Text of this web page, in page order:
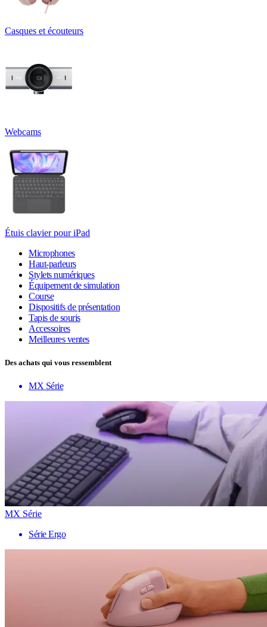
Casques et écouteurs
Webcams
Étuis clavier pour iPad
Microphones
Haut-parleurs
Stylets numériques
Équipement de simulation
Course
Dispositifs de présentation
Tapis de souris
Accessoires
Meilleures ventes
Des achats qui vous ressemblent
MX Série
MX Série
Série Ergo